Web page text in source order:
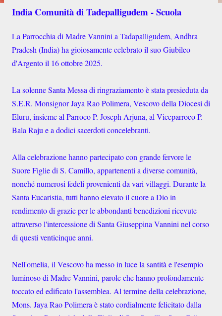
India Comunità di Tadepalligudem - Scuola
La Parrocchia di Madre Vannini a Tadapalligudem, Andhra
Pradesh (India) ha gioiosamente celebrato il suo Giubileo
d'Argento il 16 ottobre 2025.
La solenne Santa Messa di ringraziamento è stata presieduta da
S.E.R. Monsignor Jaya Rao Polimera, Vescovo della Diocesi di
Eluru, insieme al Parroco P. Joseph Arjuna, al Viceparroco P.
Bala Raju e a dodici sacerdoti concelebranti.
Alla celebrazione hanno partecipato con grande fervore le
Suore Figlie di S. Camillo, appartenenti a diverse comunità,
nonché numerosi fedeli provenienti da vari villaggi. Durante la
Santa Eucaristia, tutti hanno elevato il cuore a Dio in
rendimento di grazie per le abbondanti benedizioni ricevute
attraverso l'intercessione di Santa Giuseppina Vannini nel corso
di questi venticinque anni.
Nell'omelia, il Vescovo ha messo in luce la santità e l'esempio
luminoso di Madre Vannini, parole che hanno profondamente
toccato ed edificato l'assemblea. Al termine della celebrazione,
Mons. Jaya Rao Polimera è stato cordialmente felicitato dalla